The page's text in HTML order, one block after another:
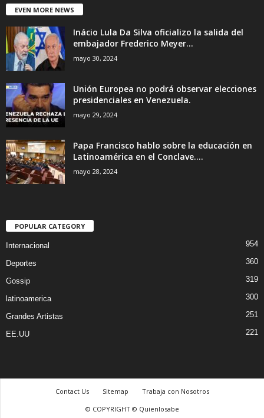
EVEN MORE NEWS
Inácio Lula Da Silva oficializo la salida del
embajador Frederico Meyer...
mayo 30, 2024
Unión Europea no podrá observar elecciones
presidenciales en Venezuela.
mayo 29, 2024
Papa Francisco hablo sobre la educación en
Latinoamérica en el Conclave....
mayo 28, 2024
POPULAR CATEGORY
Internacional 954
Deportes 360
Gossip 319
latinoamerica 300
Grandes Artistas 251
EE.UU 221
Contact Us Sitemap
Trabaja con Nosotros
© COPYRIGHT © Quienlosabe